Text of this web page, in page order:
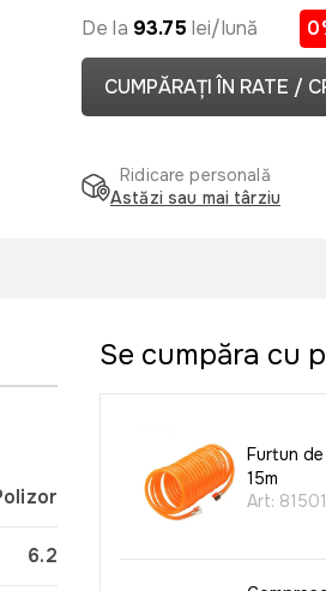
De la 93.75 lei/lună
CUMPĂRAȚI ÎN RATE /
Ridicare personală
Astăzi sau mai târziu
6.2
Se cumpăra cu
Furtun
15m
Art: